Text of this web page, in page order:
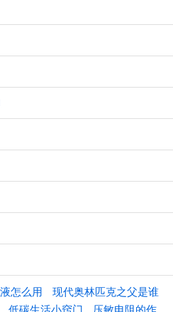
怎么用
现代奥林匹克之父是谁
低碳生活小窍门 压敏电阻的作